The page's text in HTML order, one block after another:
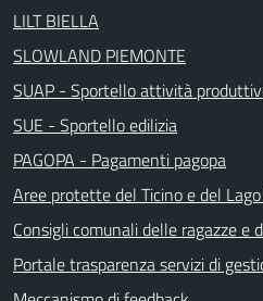
LILT BIELLA
SLOWLAND PIEMONTE
SUAP - Sportello attività
SUE - Sportello edilizia
PAGOPA - Pagamenti pagopa
Aree protette del Ticino e del
Consigli comunali delle ragazze e
Portale trasparenza servizi di